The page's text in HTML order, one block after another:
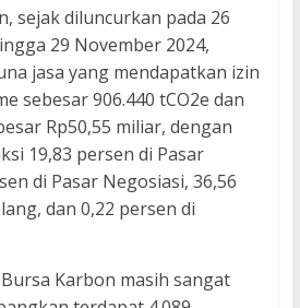
sejak diluncurkan pada 26
29 November 2024,
jasa yang mendapatkan izin
sebesar 906.440 tCO2e dan
Rp50,55 miliar, dengan
19,83 persen di Pasar
di Pasar Negosiasi, 36,56
dan 0,22 persen di
Karbon masih sangat